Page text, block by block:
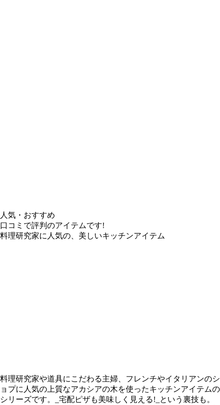
人気・おすすめ
口コミで評判のアイテムです!
料理研究家に人気の、美しいキッチンアイテム
料理研究家や道具にこだわる主婦、フレンチやイタリアンのシ
ョプに人気の上質なアカシアの木を使ったキッチンアイテムの
シリーズです。_宅配ピザも美味しく見える!_という裏技も。